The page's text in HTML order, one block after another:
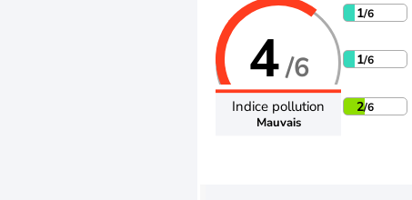
4/6
Indice pollution
Mauvais
1/6
1/6
2/6